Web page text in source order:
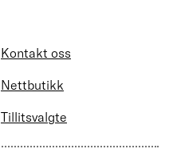
Kontakt oss
Nettbutikk
Tillitsvalgte